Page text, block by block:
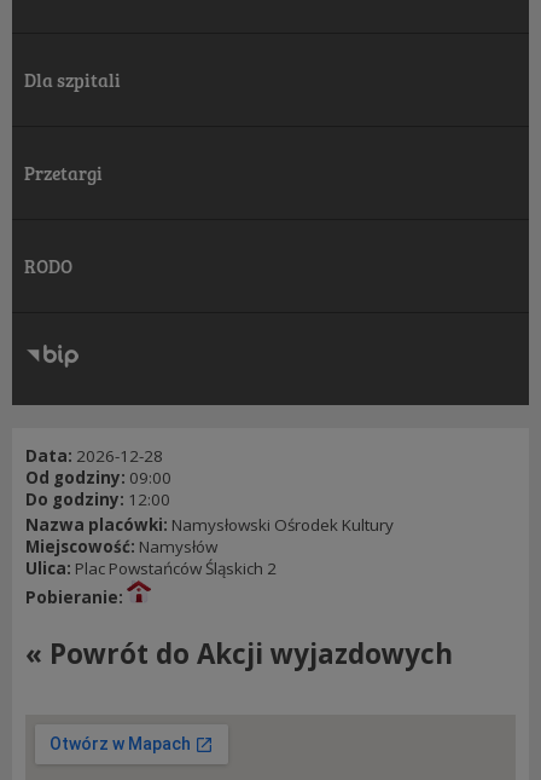
Dla szpitali
Przetargi
RODO
RODO
Klauzule informacyjne
Data: 2026-12-28
Od godziny: 09:00
Do godziny: 12:00
Nazwa placówki: Namysłowski Ośrodek Kultury
Miejscowość: Namysłów
Ulica: Plac Powstańców Śląskich 2
Pobieranie:
« Powrót do Akcji wyjazdowych